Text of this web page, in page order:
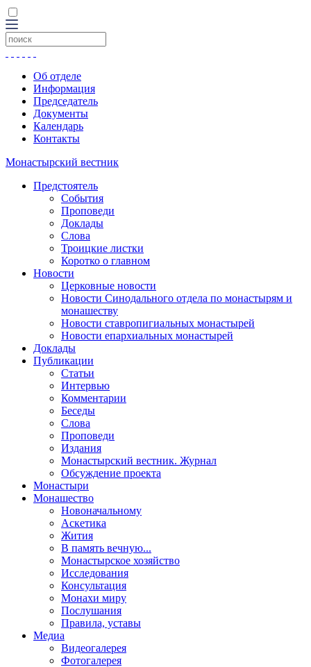
Об отделе
Информация
Председатель
Документы
Календарь
Контакты
Монастырский вестник
Предстоятель
События
Проповеди
Доклады
Слова
Троицкие листки
Коротко о главном
Новости
Церковные новости
Новости Синодального отдела по монастырям и
монашеству
Новости ставропигиальных монастырей
Новости епархиальных монастырей
Доклады
Публикации
Статьи
Интервью
Комментарии
Беседы
Слова
Проповеди
Издания
Монастырский вестник. Журнал
Обсуждение проекта
Монастыри
Монашество
Новоначальному
Аскетика
Жития
В память вечную...
Монастырское хозяйство
Исследования
Консультация
Монахи миру
Послушания
Правила, уставы
Медиа
Видеогалерея
Фотогалерея